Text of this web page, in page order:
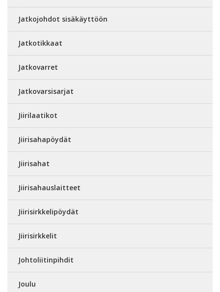
Jatkojohdot sisäkäyttöön
Jatkotikkaat
Jatkovarret
Jatkovarsisarjat
Jiirilaatikot
Jiirisahapöydät
Jiirisahat
Jiirisahauslaitteet
Jiirisirkkelipöydät
Jiirisirkkelit
Johtoliitinpihdit
Joulu